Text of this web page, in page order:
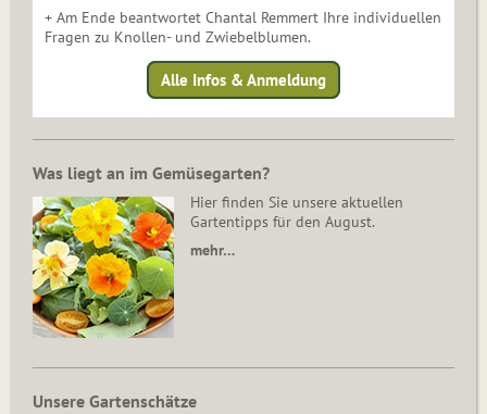
+ Am Ende beantwortet Chantal Remmert Ihre individuellen
Fragen zu Knollen- und Zwiebelblumen.
Alle Infos & Anmeldung
Was liegt an im Gemüsegarten?
Hier finden Sie unsere aktuellen
Gartentipps für den August.
mehr…
Unsere Gartenschätze